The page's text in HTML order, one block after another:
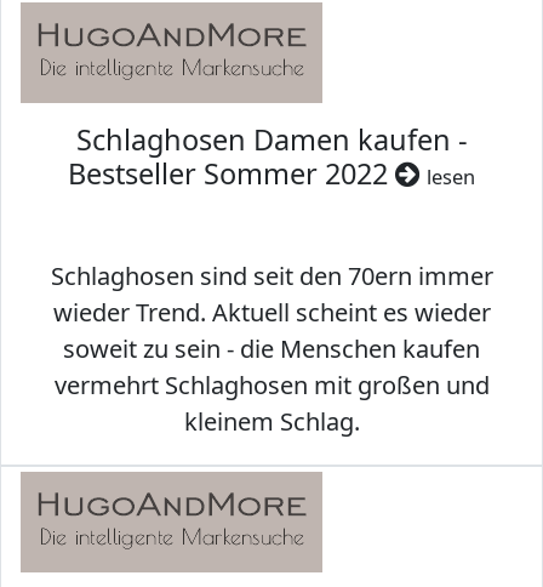
Schlaghosen Damen kaufen -
Bestseller Sommer 2022
lesen
Schlaghosen sind seit den 70ern immer
wieder Trend. Aktuell scheint es wieder
soweit zu sein - die Menschen kaufen
vermehrt Schlaghosen mit großen und
kleinem Schlag.